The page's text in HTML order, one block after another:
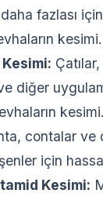
fazlası için
kesimi.
Çatılar,
diğer
kesimi.
contalar ve
için
Kesimi: